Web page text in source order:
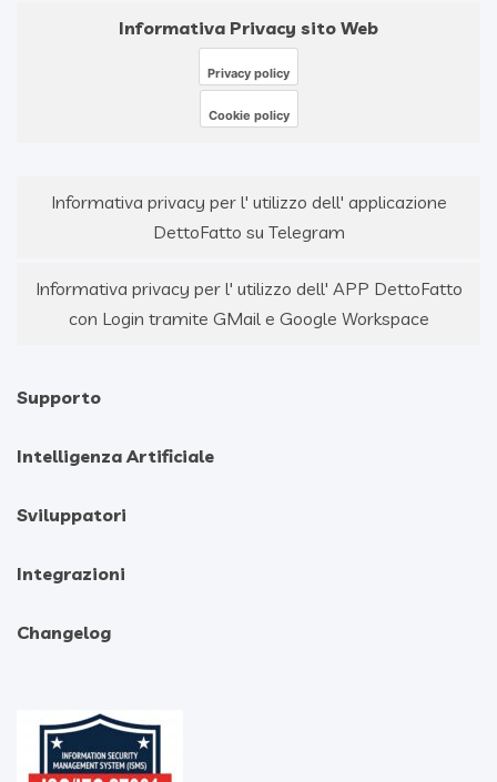
Informativa Privacy sito Web
Privacy policy
Cookie policy
Informativa privacy per l' utilizzo dell' applicazione
DettoFatto su Telegram
Informativa privacy per l' utilizzo dell' APP DettoFatto
con Login tramite GMail e Google Workspace
Supporto
Intelligenza Artificiale
Sviluppatori
Integrazioni
Changelog